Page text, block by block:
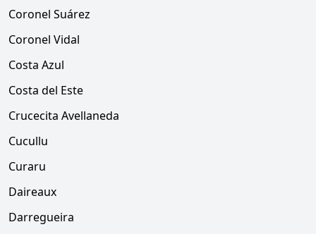
Coronel Suárez
Coronel Vidal
Costa Azul
Costa del Este
Crucecita Avellaneda
Cucullu
Curaru
Daireaux
Darregueira